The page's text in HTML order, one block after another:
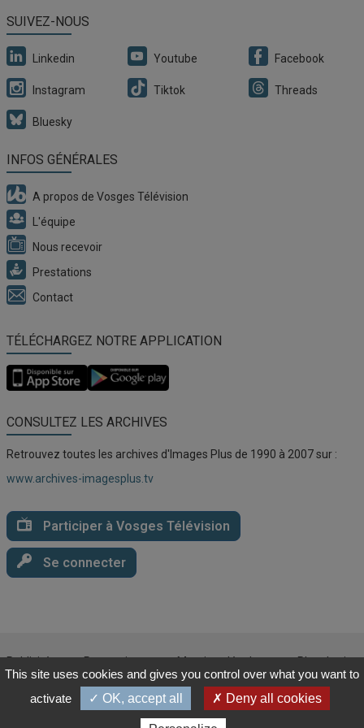
05/08
août au parc du Trexeau
l’abreuvement dans six communes
04/08
Épinal : trois artistes réunies pour l’exposition «
Couleurs et matières »
SUIVEZ-NOUS
Linkedin Youtube Facebook
Instagram Tiktok Threads
Bluesky
INFOS GÉNÉRALES
A propos de Vosges Télévision
L'équipe
Nous recevoir
Prestations
Contact
TÉLÉCHARGEZ NOTRE APPLICATION
Application
Vosges
pour
Application
Vosges
CONSULTEZ LES ARCHIVES
Retrouvez toutes les archives d'Images Plus de 1990 à 2007 sur :
www.archives-imagesplus.tv
Participer à Vosges Télévision
Se connecter
Publicité Partenaires Mentions légales
Plan du site
CGU
Politique de confidentialité Cookies
© 2025
This site uses cookies and gives you control over what you want to
activate
✓ OK, accept all ✗ Deny all cookies